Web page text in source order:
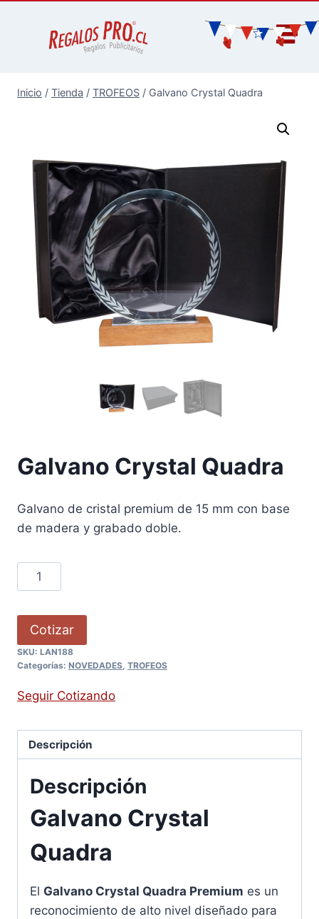
Inicio / Tienda / TROFEOS / Galvano Crystal Quadra
Galvano Crystal Quadra
Galvano de cristal premium de 15 mm con base
de madera y grabado doble.
Cotizar
SKU: LAN188
Categorías: NOVEDADES, TROFEOS
Seguir Cotizando
Descripción
Descripción
Galvano Crystal
Quadra
El Galvano Crystal Quadra Premium es un
reconocimiento de alto nivel diseñado para